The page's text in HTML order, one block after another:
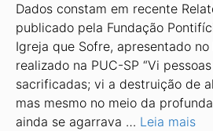
Dados constam em recente
publicado pela Fundação
Igreja que Sofre, apresentado
realizado na PUC-SP “Vi
sacrifi­cadas; vi a destruição de
mas mesmo no meio da
ainda se agarrava … Leia mais